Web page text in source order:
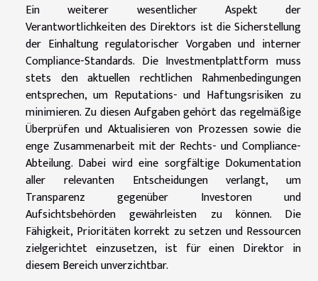
Ein weiterer wesentlicher Aspekt der
Verantwortlichkeiten des Direktors ist die Sicherstellung
der Einhaltung regulatorischer Vorgaben und interner
Compliance-Standards. Die Investmentplattform muss
stets den aktuellen rechtlichen Rahmenbedingungen
entsprechen, um Reputations- und Haftungsrisiken zu
minimieren. Zu diesen Aufgaben gehört das regelmäßige
Überprüfen und Aktualisieren von Prozessen sowie die
enge Zusammenarbeit mit der Rechts- und Compliance-
Abteilung. Dabei wird eine sorgfältige Dokumentation
aller relevanten Entscheidungen verlangt, um
Transparenz gegenüber Investoren und
Aufsichtsbehörden gewährleisten zu können. Die
Fähigkeit, Prioritäten korrekt zu setzen und Ressourcen
zielgerichtet einzusetzen, ist für einen Direktor in
diesem Bereich unverzichtbar.